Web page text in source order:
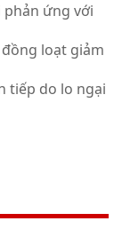
ứng với
loạt giảm
tiếp do lo ngại